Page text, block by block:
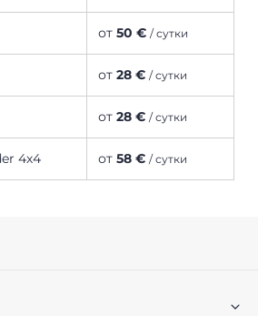
от 50 € / сутки
от 28 € / сутки
от 28 € / сутки
4х4 от 58 € / сутки